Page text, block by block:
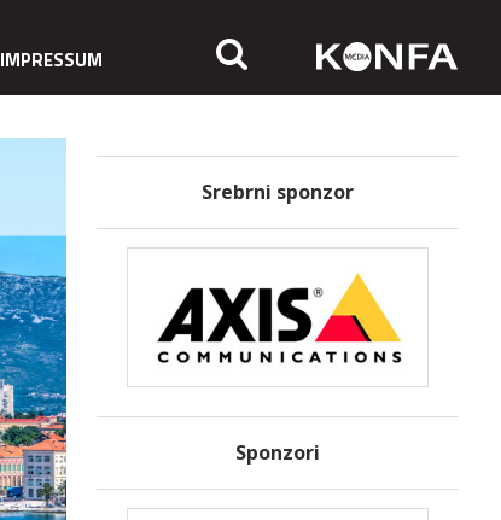
IMPRESSUM
Srebrni sponzor
Sponzori